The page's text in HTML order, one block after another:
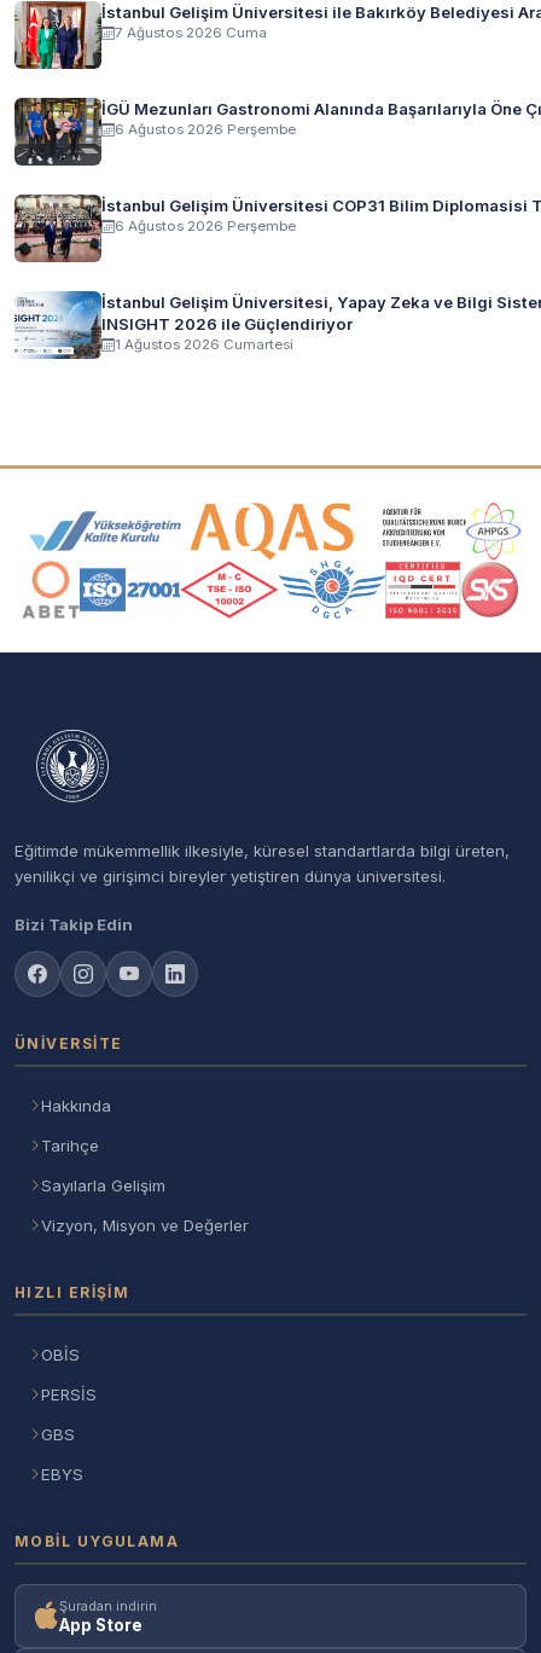
İstanbul Gelişim Üniversitesi ile Bakırköy Belediyesi
7 Ağustos 2026 Cuma
İGÜ Mezunları Gastronomi Alanında Başarılarıyla Öne
6 Ağustos 2026 Perşembe
İstanbul Gelişim Üniversitesi COP31 Bilim Diplomasisi
6 Ağustos 2026 Perşembe
İstanbul Gelişim Üniversitesi, Yapay Zeka ve Bilgi
INSIGHT 2026 ile Güçlendiriyor
1 Ağustos 2026 Cumartesi
Akreditasyon ve Üyelik Logoları
Eğitimde mükemmellik ilkesiyle, küresel standartlarda bilgi üreten,
yenilikçi ve girişimci bireyler yetiştiren dünya üniversitesi.
Bizi Takip Edin
ÜNIVERSITE
Hakkında
Tarihçe
Sayılarla Gelişim
Vizyon, Misyon ve Değerler
HIZLI ERIŞIM
OBİS
PERSİS
GBS
EBYS
MOBIL UYGULAMA
Şuradan indirin
App Store